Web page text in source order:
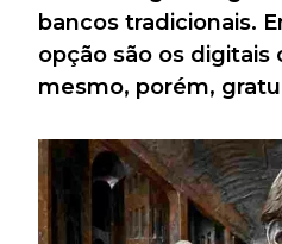
bancos tradicionais.
opção são os digitais
mesmo, porém,